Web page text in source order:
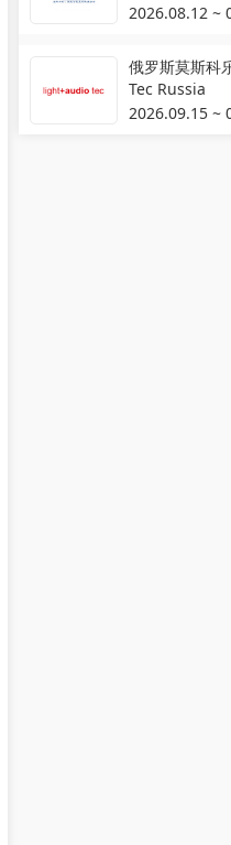
2026.08.12 ~
俄罗斯莫斯科
Tec Russia
2026.09.15 ~